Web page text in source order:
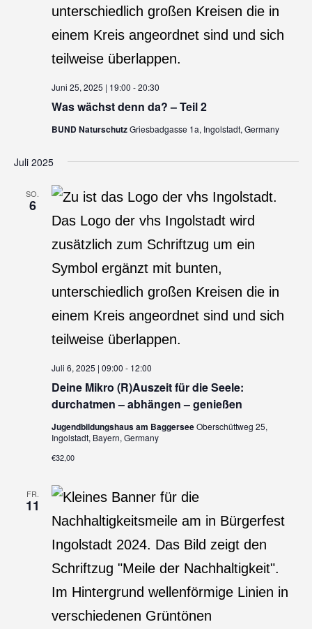
Was wächst denn da? – Teil 2
Juni 25, 2025 | 19:00 -20:30
BUND NaturschutzGriesbadgasse 1a, Ingolstadt, Germany
Juli 2025
SO.
6
Deine Mikro (R)Auszeit für die Seele:
durchatmen – abhängen – genießen
Juli 6, 2025 | 09:00 - 12:00
Jugendbildungshaus am BaggerseeOberschüttweg 25,
Ingolstadt, Bayern, Germany
€32,00
FR.
11